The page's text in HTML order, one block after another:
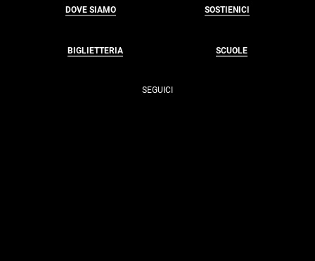
DOVE SIAMO SOSTIENICI
BIGLIETTERIA SCUOLE
SEGUICI